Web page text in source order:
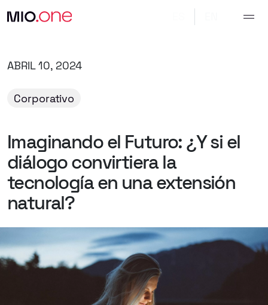
ABRIL 10, 2024
Corporativo
Imaginandoel Futuro: ¿Ysi el
diálogoconvirtiera la
tecnologíaen unaextensión
natural?